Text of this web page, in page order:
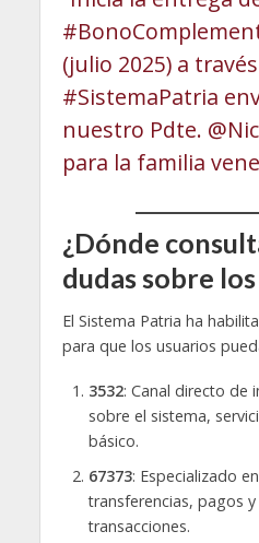
(julio 2025) a
#SistemaPatria
nuestro Pdte.
para la familia
¿Dónde
dudas sobre
El Sistema Patria ha
para que los usuarios
3532: Canal directo de
sobre el sistema,
básico.
67373: Especializado
transferencias, pagos
transacciones.